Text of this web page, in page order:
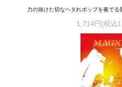
力の抜けた切なヘタれポップを奏でる
1,714円(税込